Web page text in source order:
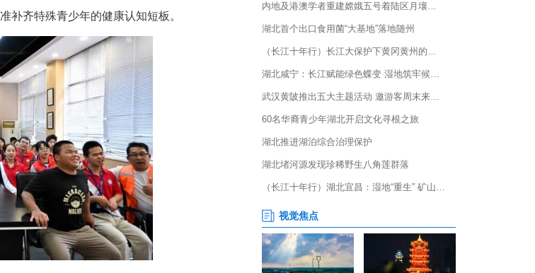
志愿者协会，落地本次“生命之光”防癌公益科普活动，为特殊
障学子的认知特点，以及其未来从事理疗相关职业的发展需
场景，采用科普宣讲、趣味实践、温情互动相结合的模式，将
生活技能，精准补齐特殊青少年的健康认知短板。